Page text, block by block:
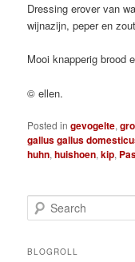
Dressing erover van
wijnazijn, peper en
Mooi knapperig brood
© ellen.
Posted in gevogelte,
gallus gallus
huhn,huishoen,kip,
e
rBLOGROLL